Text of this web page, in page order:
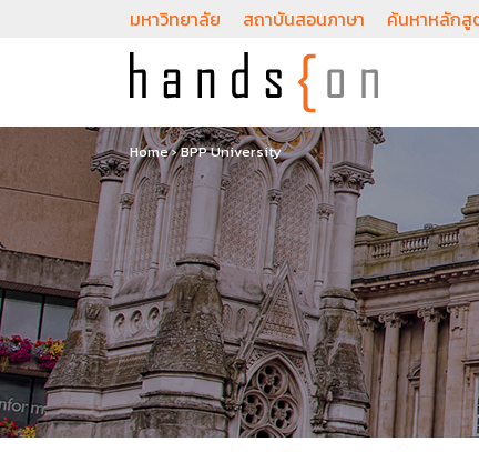
มหาวิทยาลัย สถาบันสอนภาษา ค้นหาหลักสู
Home›BPP University